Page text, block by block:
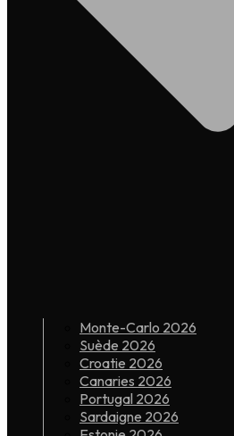
Monte-Carlo 2026
Suède 2026
Croatie 2026
Canaries 2026
Portugal 2026
Sardaigne 2026